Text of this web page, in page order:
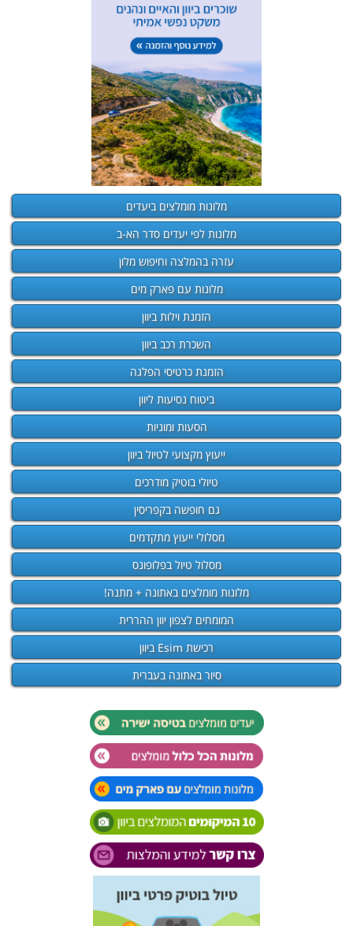
מלונות מומלצים ביעדים
מלונות לפי יעדים סדר הא-ב
עזרה בהמלצה וחיפוש מלון
מלונות עם פארק מים
הזמנת וילות ביוון
השכרת רכב ביוון
הזמנת כרטיסי הפלגה
ביטוח נסיעות ליוון
הסעות ומוניות
ייעוץ מקצועי לטיול ביוון
טיולי בוטיק מודרכים
גם חופשה בקפריסין
מסלולי ייעוץ מתקדמים
מסלול טיול בפלופונס
מלונות מומלצים באתונה + מתנה!
המומחים לצפון יוון ההררית
רכישת Esim ביוון
סיור באתונה בעברית